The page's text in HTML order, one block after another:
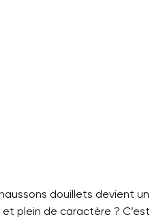
douillets devient
plein de caractère ?